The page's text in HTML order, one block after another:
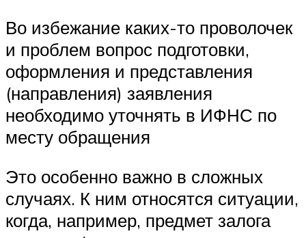
Во избежание каких-то проволочек
и проблем вопрос подготовки,
оформления и представления
(направления) заявления
необходимо уточнять в ИФНС по
месту обращения
Это особенно важно в сложных
случаях. К ним относятся ситуации,
когда, например, предмет залога